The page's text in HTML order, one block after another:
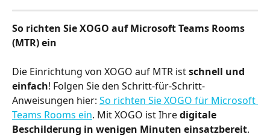
So richten Sie XOGO auf Microsoft Teams Rooms
(MTR) ein
Die Einrichtung von XOGO auf MTR ist schnell und
einfach! Folgen Sie den Schritt-für-Schritt-
Anweisungen hier: So richten Sie XOGO für Microsoft
Teams Rooms ein. Mit XOGO ist Ihre digitale
Beschilderung in wenigen Minuten einsatzbereit.